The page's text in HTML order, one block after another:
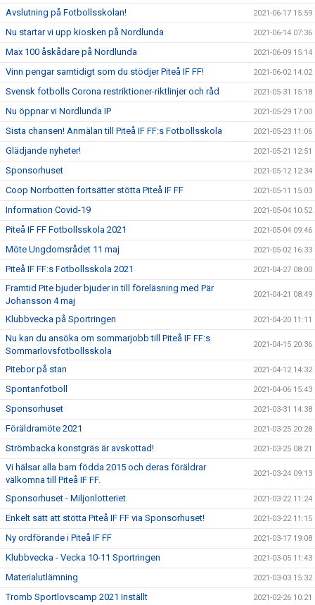
Avslutning på Fotbollsskolan! 2021-06-17 15:59
Nu startar vi upp kiosken på Nordlunda 2021-06-14 07:36
Max 100 åskådare på Nordlunda 2021-06-09 15:14
Vinn pengar samtidigt som du stödjer Piteå IF FF! 2021-06-02 14:02
Svensk fotbolls Corona restriktioner-riktlinjer och råd 2021-05-31 15:18
Nu öppnar vi Nordlunda IP 2021-05-29 17:00
Sista chansen! Anmälan till Piteå IF FF:s Fotbollsskola 2021-05-23 11:06
Glädjande nyheter! 2021-05-21 12:51
Sponsorhuset 2021-05-12 12:34
Coop Norrbotten fortsätter stötta Piteå IF FF 2021-05-11 15:03
Information Covid-19 2021-05-04 10:52
Piteå IF FF Fotbollsskola 2021 2021-05-04 09:46
Möte Ungdomsrådet 11 maj 2021-05-02 16:33
Piteå IF FF:s Fotbollsskola 2021 2021-04-27 08:00
Framtid Pite bjuder bjuder in till föreläsning med Pär
Johansson 4 maj
2021-04-21 08:49
Klubbvecka på Sportringen 2021-04-20 11:11
Nu kan du ansöka om sommarjobb till Piteå IF FF:s
Sommarlovsfotbollsskola
2021-04-15 20:36
Pitebor på stan 2021-04-12 14:32
Spontanfotboll 2021-04-06 15:43
Sponsorhuset 2021-03-31 14:38
Föräldramöte 2021 2021-03-25 20:28
Strömbacka konstgräs är avskottad! 2021-03-25 08:21
Vi hälsar alla barn födda 2015 och deras föräldrar
välkomna till Piteå IF FF.
2021-03-24 09:13
Sponsorhuset - Miljonlotteriet 2021-03-22 11:24
Enkelt sätt att stötta Piteå IF FF via Sponsorhuset! 2021-03-22 11:15
Ny ordförande i Piteå IF FF 2021-03-17 19:08
Klubbvecka - Vecka 10-11 Sportringen 2021-03-05 11:43
Materialutlämning 2021-03-03 15:32
Tromb Sportlovscamp 2021 Inställt 2021-02-26 10:21